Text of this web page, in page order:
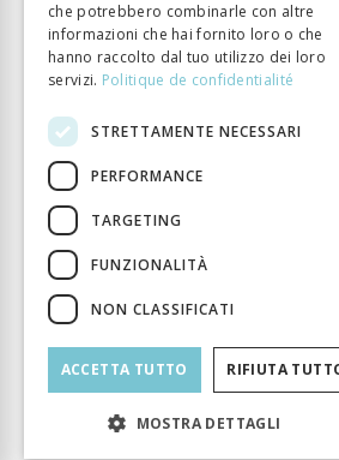
che potrebbero combinarle con altre
informazioni che hai fornito loro o che
hanno raccolto dal tuo utilizzo dei loro
servizi. Politique de confidentialité
STRETTAMENTE NECESSARI
PERFORMANCE
TARGETING
FUNZIONALITÀ
NON CLASSIFICATI
ACCETTA TUTTO RIFIUTA
MOSTRA DETTAGLI